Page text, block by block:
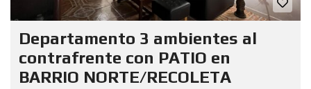
Departamento 3 ambientes al
contrafrente con PATIO en
BARRIO NORTE/RECOLETA